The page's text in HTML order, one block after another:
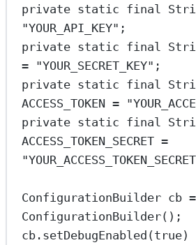
private static final
"YOUR_API_KEY" ;
private static final
= "YOUR_SECRET_KEY" ;
private static final
ACCESS_TOKEN =
private static final
ACCESS_TOKEN_SECRET =
ConfigurationBuilder cb =
ConfigurationBuilder();
cb. setDebugEnabled (true)